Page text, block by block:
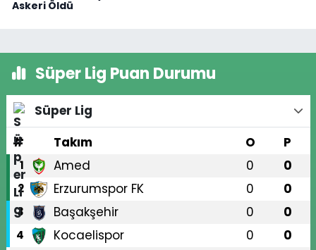
Askeri Öldü
Süper Lig Puan Durumu
Süper Lig
#
Takım O P
1 Amed 0 0
2 Erzurumspor FK 0 0
3 Başakşehir 0 0
4 Kocaelispor 0 0